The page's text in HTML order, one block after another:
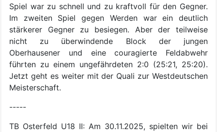
Spiel war zu schnell und zu kraftvoll für den Gegner.
Im zweiten Spiel gegen Werden war ein deutlich
stärkerer Gegner zu besiegen. Aber der teilweise
nicht zu überwindende Block der jungen
Oberhausener und eine couragierte Feldabwehr
führten zu einem ungefährdeten 2:0 (25:21, 25:20).
Jetzt geht es weiter mit der Quali zur Westdeutschen
Meisterschaft.
-----
TB Osterfeld U18 II: Am 30.11.2025, spielten wir bei